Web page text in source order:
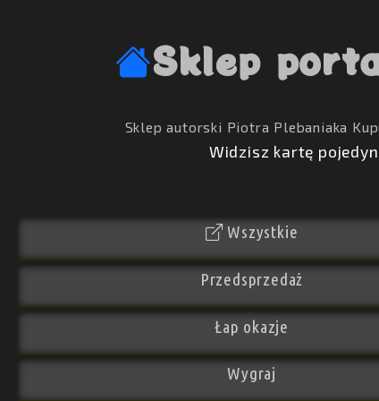
Sklep
Sklep autorski Piotra Plebaniaka
Widzisz kartę
Wszystkie
Przedsprzedaż
Łap okazje
Wygraj